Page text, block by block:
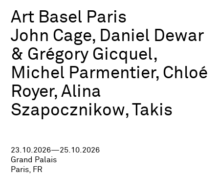
Art Basel Paris
John Cage, Daniel Dewar
& Grégory Gicquel,
Michel Parmentier, Chloé
Royer, Alina
Szapocznikow, Takis
23.10.2026—25.10.2026
Grand Palais
Paris, FR